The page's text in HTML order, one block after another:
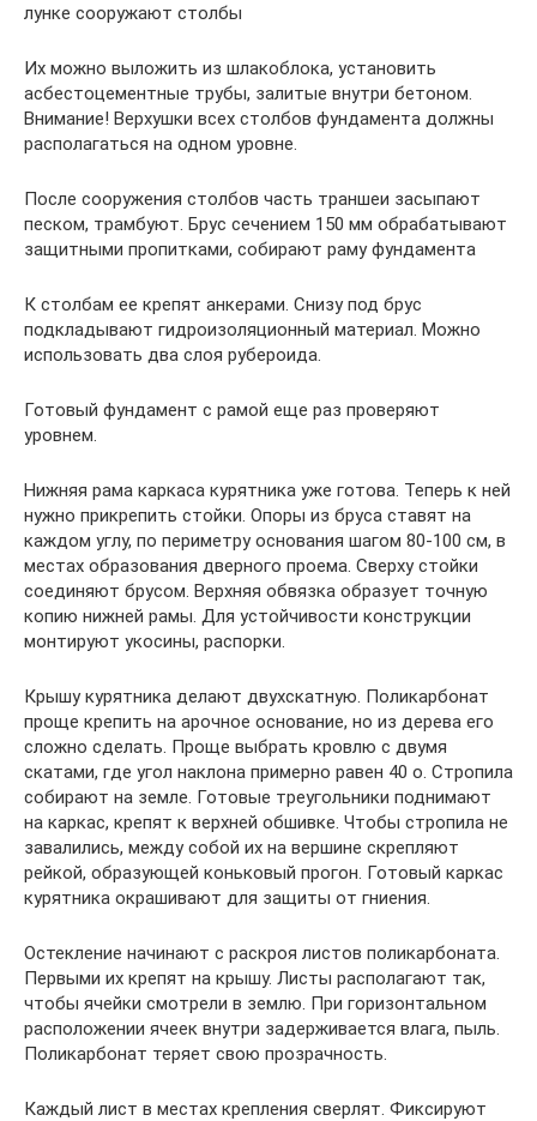
лунке сооружают столбы
Их можно выложить из шлакоблока, установить
асбестоцементные трубы, залитые внутри бетоном.
Внимание! Верхушки всех столбов фундамента должны
располагаться на одном уровне.
После сооружения столбов часть траншеи засыпают
песком, трамбуют. Брус сечением 150 мм обрабатывают
защитными пропитками, собирают раму фундамента
К столбам ее крепят анкерами. Снизу под брус
подкладывают гидроизоляционный материал. Можно
использовать два слоя рубероида.
Готовый фундамент с рамой еще раз проверяют
уровнем.
Нижняя рама каркаса курятника уже готова. Теперь к ней
нужно прикрепить стойки. Опоры из бруса ставят на
каждом углу, по периметру основания шагом 80-100 см, в
местах образования дверного проема. Сверху стойки
соединяют брусом. Верхняя обвязка образует точную
копию нижней рамы. Для устойчивости конструкции
монтируют укосины, распорки.
Крышу курятника делают двухскатную. Поликарбонат
проще крепить на арочное основание, но из дерева его
сложно сделать. Проще выбрать кровлю с двумя
скатами, где угол наклона примерно равен 40 о. Стропила
собирают на земле. Готовые треугольники поднимают
на каркас, крепят к верхней обшивке. Чтобы стропила не
завалились, между собой их на вершине скрепляют
рейкой, образующей коньковый прогон. Готовый каркас
курятника окрашивают для защиты от гниения.
Остекление начинают с раскроя листов поликарбоната.
Первыми их крепят на крышу. Листы располагают так,
чтобы ячейки смотрели в землю. При горизонтальном
расположении ячеек внутри задерживается влага, пыль.
Поликарбонат теряет свою прозрачность.
Каждый лист в местах крепления сверлят. Фиксируют